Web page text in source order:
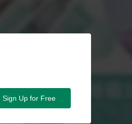
Sign Up for Free